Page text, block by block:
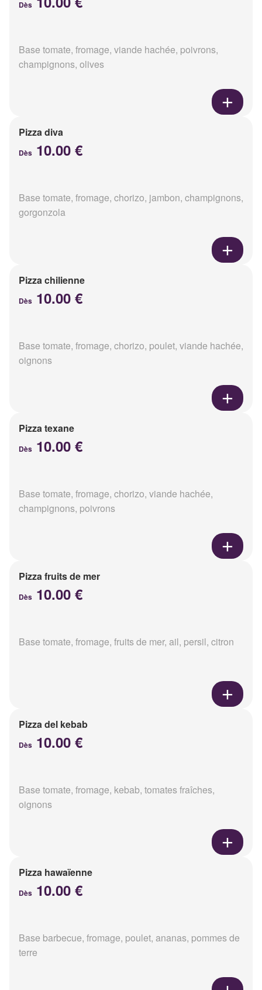
Dès
Base tomate, fromage, viande hachée, poivrons,
champignons, olives
Pizza diva
Dès 10.00 €
Base tomate, fromage, chorizo, jambon, champignons,
gorgonzola
Pizza chilienne
Dès 10.00 €
Base tomate, fromage, chorizo, poulet, viande hachée,
oignons
Pizza texane
Dès 10.00 €
Base tomate, fromage, chorizo, viande hachée,
champignons, poivrons
Pizza fruits de mer
Dès 10.00 €
Base tomate, fromage, fruits de mer, ail, persil, citron
Pizza del kebab
Dès 10.00 €
Base tomate, fromage, kebab, tomates fraîches,
oignons
Pizza hawaïenne
Dès 10.00 €
Base barbecue, fromage, poulet, ananas, pommes de
terre